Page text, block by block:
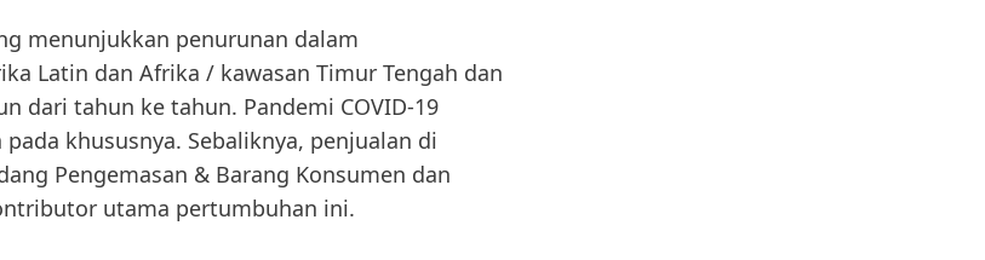
menunjukkan penurunan dalam
Latin dan Afrika / kawasan Timur Tengah dan
dari tahun ke tahun. Pandemi COVID-19
khususnya. Sebaliknya, penjualan di
Pengemasan & Barang Konsumen dan
utama pertumbuhan ini.